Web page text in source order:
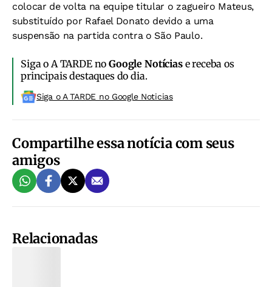
colocar de volta na equipe titular o zagueiro Mateus,
substituído por Rafael Donato devido a uma
suspensão na partida contra o São Paulo.
Siga o A TARDE noGoogle Notíciase receba os
principais destaques do dia.
Siga o A TARDE no Google Noticias
Compartilhe essa notícia com seus
amigos
Relacionadas